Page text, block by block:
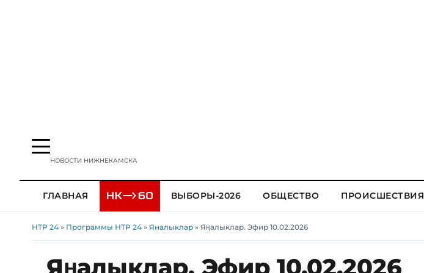
НОВОСТИ НИЖНЕКАМСКА
ГЛАВНАЯ ВЫБОРЫ-2026 ОБЩЕСТВО ПРОИСШЕСТВИЯ
НТР 24 » Программы НТР 24 » Яналыклар » Яңалыклар. Эфир 10.02.2026
Яңалыклар. Эфир 10.02.2026